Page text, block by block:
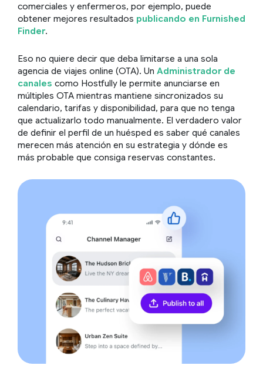
comerciales y enfermeros, por ejemplo, puede
obtener mejores resultados publicando en Furnished
Finder.
Eso no quiere decir que deba limitarse a una sola
agencia de viajes online (OTA). Un Administrador de
canales como Hostfully le permite anunciarse en
múltiples OTA mientras mantiene sincronizados su
calendario, tarifas y disponibilidad, para que no tenga
que actualizarlo todo manualmente. El verdadero valor
de definir el perfil de un huésped es saber qué canales
merecen más atención en su estrategia y dónde es
más probable que consiga reservas constantes.